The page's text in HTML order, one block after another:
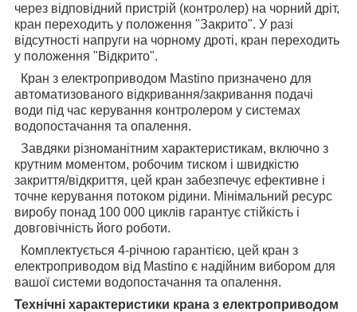
через відповідний пристрій (контролер) на чорний дріт,
кран переходить у положення "Закрито". У разі
відсутності напруги на чорному дроті, кран переходить
у положення "Відкрито".
Кран з електроприводом Mastino призначено для
автоматизованого відкривання/закривання подачі
води під час керування контролером у системах
водопостачання та опалення.
Завдяки різноманітним характеристикам, включно з
крутним моментом, робочим тиском і швидкістю
закриття/відкриття, цей кран забезпечує ефективне і
точне керування потоком рідини. Мінімальний ресурс
виробу понад 100 000 циклів гарантує стійкість і
довговічність його роботи.
Комплектується 4-річною гарантією, цей кран з
електроприводом від Mastino є надійним вибором для
вашої системи водопостачання та опалення.
Технічні характеристики крана з електроприводом